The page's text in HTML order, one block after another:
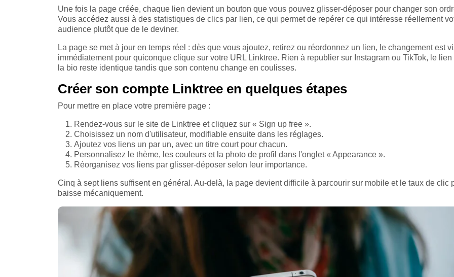
Une fois la page créée, chaque lien devient un bouton que vous pouvez glisser-déposer pour changer son
Vous accédez aussi à des statistiques de clics par lien, ce qui permet de repérer ce qui intéresse réellement
audience plutôt que de le deviner.
La page se met à jour en temps réel : dès que vous ajoutez, retirez ou réordonnez un lien, le changement est
immédiatement pour quiconque clique sur votre URL Linktree. Rien à republier sur Instagram ou TikTok, le lien
la bio reste identique tandis que son contenu change en coulisses.
Créer son compte Linktree en quelques étapes
Pour mettre en place votre première page :
Rendez-vous sur le site de Linktree et cliquez sur « Sign up free ».
Choisissez un nom d'utilisateur, modifiable ensuite dans les réglages.
Ajoutez vos liens un par un, avec un titre court pour chacun.
Personnalisez le thème, les couleurs et la photo de profil dans l'onglet « Appearance ».
Réorganisez vos liens par glisser-déposer selon leur importance.
Cinq à sept liens suffisent en général. Au-delà, la page devient difficile à parcourir sur mobile et le taux de clic
baisse mécaniquement.